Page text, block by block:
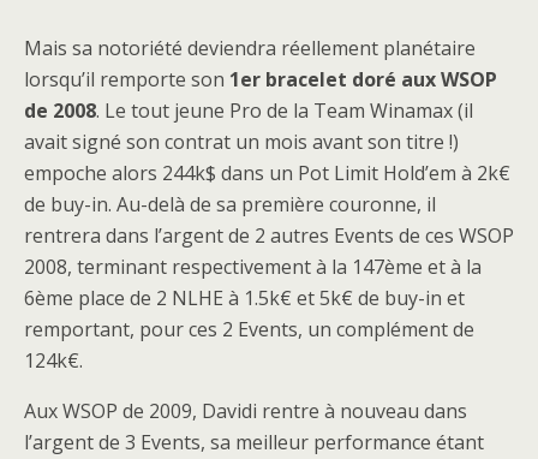
Mais sa notoriété deviendra réellement planétaire
lorsqu’il remporte son 1er bracelet doré aux WSOP
de 2008. Le tout jeune Pro de la Team Winamax (il
avait signé son contrat un mois avant son titre !)
empoche alors 244k$ dans un Pot Limit Hold’em à 2k€
de buy-in. Au-delà de sa première couronne, il
rentrera dans l’argent de 2 autres Events de ces WSOP
2008, terminant respectivement à la 147ème et à la
6ème place de 2 NLHE à 1.5k€ et 5k€ de buy-in et
remportant, pour ces 2 Events, un complément de
124k€.
Aux WSOP de 2009, Davidi rentre à nouveau dans
l’argent de 3 Events, sa meilleur performance étant